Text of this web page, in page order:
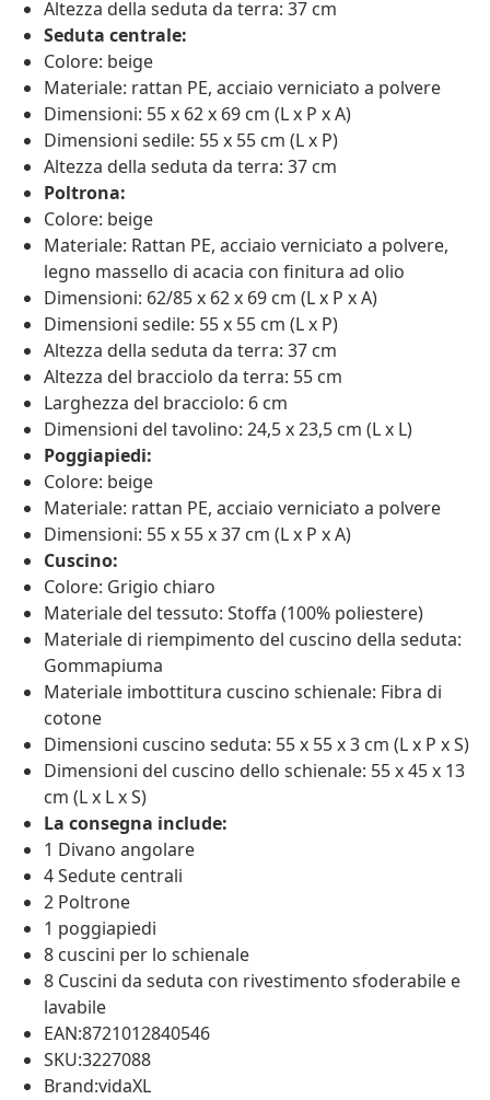
Altezza della seduta da terra: 37 cm
Seduta centrale:
Colore: beige
Materiale: rattan PE, acciaio verniciato a polvere
Dimensioni: 55 x 62 x 69 cm (L x P x A)
Dimensioni sedile: 55 x 55 cm (L x P)
Altezza della seduta da terra: 37 cm
Poltrona:
Colore: beige
Materiale: Rattan PE, acciaio verniciato a polvere,
legno massello di acacia con finitura ad olio
Dimensioni: 62/85 x 62 x 69 cm (L x P x A)
Dimensioni sedile: 55 x 55 cm (L x P)
Altezza della seduta da terra: 37 cm
Altezza del bracciolo da terra: 55 cm
Larghezza del bracciolo: 6 cm
Dimensioni del tavolino: 24,5 x 23,5 cm (L x L)
Poggiapiedi:
Colore: beige
Materiale: rattan PE, acciaio verniciato a polvere
Dimensioni: 55 x 55 x 37 cm (L x P x A)
Cuscino:
Colore: Grigio chiaro
Materiale del tessuto: Stoffa (100% poliestere)
Materiale di riempimento del cuscino della seduta:
Gommapiuma
Materiale imbottitura cuscino schienale: Fibra di
cotone
Dimensioni cuscino seduta: 55 x 55 x 3 cm (L x P x S)
Dimensioni del cuscino dello schienale: 55 x 45 x 13
cm (L x L x S)
La consegna include:
1 Divano angolare
4 Sedute centrali
2 Poltrone
1 poggiapiedi
8 cuscini per lo schienale
8 Cuscini da seduta con rivestimento sfoderabile e
lavabile
EAN:8721012840546
SKU:3227088
Brand:vidaXL